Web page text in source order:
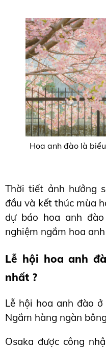
Hoa anh đào là
Thời tiết ảnh hưởng
đầu và kết thúc mùa
dự báo hoa anh
nghiệm ngắm hoa
Lễ hội hoa anh
nhất ?
Lễ hội hoa anh đào
Ngắm hàng ngàn
Osaka được công